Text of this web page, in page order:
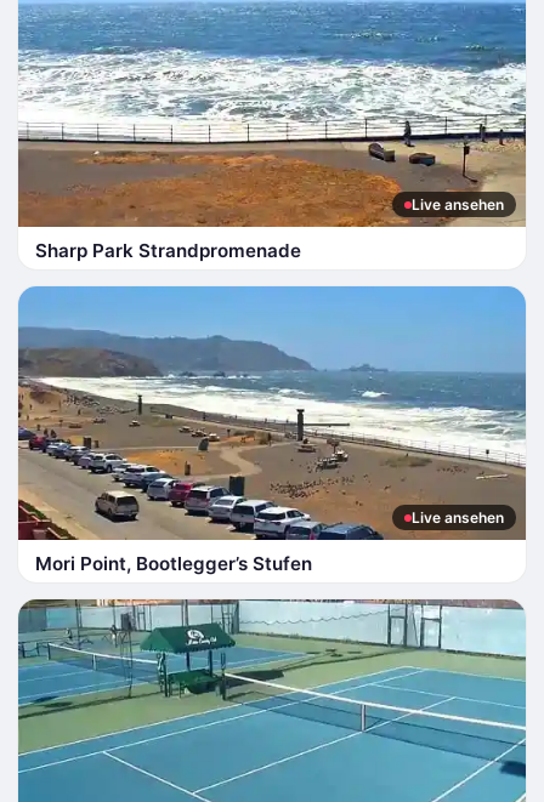
Live ansehen
Sharp Park Strandpromenade
Live ansehen
Mori Point, Bootlegger’s Stufen